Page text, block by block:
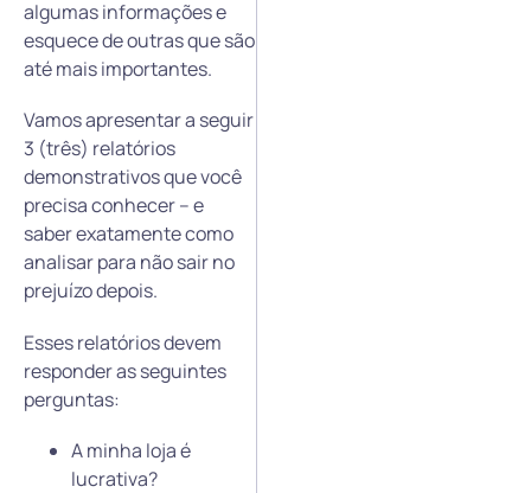
algumas informações e
esquece de outras que são
até mais importantes.
Vamos apresentar a seguir
3 (três) relatórios
demonstrativos que você
precisa conhecer – e
saber exatamente como
analisar para não sair no
prejuízo depois.
Esses relatórios devem
responder as seguintes
perguntas:
A minha loja é
lucrativa?